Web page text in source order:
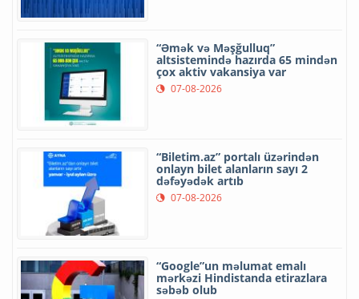
“Əmək və Məşğulluq”
altsistemində hazırda 65 mindən
çox aktiv vakansiya var
07-08-2026
“Biletim.az” portalı üzərindən
onlayn bilet alanların sayı 2
dəfəyədək artıb
07-08-2026
“Google”un məlumat emalı
mərkəzi Hindistanda etirazlara
səbəb olub